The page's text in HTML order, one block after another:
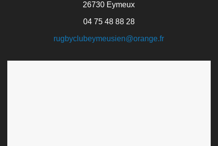
26730 Eymeux
04 75 48 88 28
rugbyclubeymeusien@orange.fr